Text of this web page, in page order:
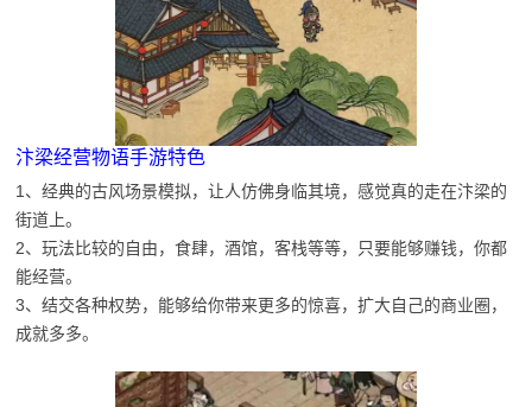
汴梁经营物语手游特色
1、经典的古风场景模拟，让人仿佛身临其境，感觉真的走在汴梁的
街道上。
2、玩法比较的自由，食肆，酒馆，客栈等等，只要能够赚钱，你都
能经营。
3、结交各种权势，能够给你带来更多的惊喜，扩大自己的商业圈，
成就多多。